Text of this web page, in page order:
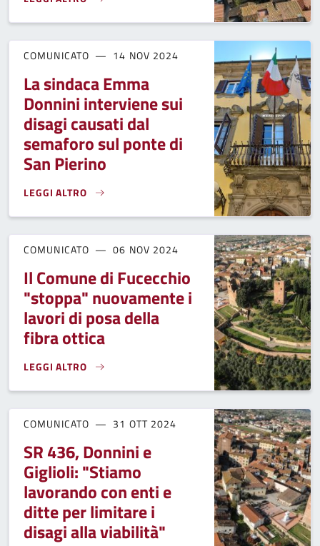
SOSTA A PAGAMENTO, DA FEBBRAIO 2025 TUTTE LE
COMUNICATO 14 NOV 2024
La sindaca Emma
Donnini interviene sui
disagi causati dal
semaforo sul ponte di
San Pierino
LEGGI ALTRO
LA SINDACA EMMA DONNINI INTERVIENE SUI DISAGI
COMUNICATO 06 NOV 2024
Il Comune di Fucecchio
"stoppa" nuovamente i
lavori di posa della
fibra ottica
LEGGI ALTRO
IL COMUNE DI FUCECCHIO "STOPPA" NUOVAMENTE I
COMUNICATO 31 OTT 2024
SR 436, Donnini e
Giglioli: "Stiamo
lavorando con enti e
ditte per limitare i
disagi alla viabilità"